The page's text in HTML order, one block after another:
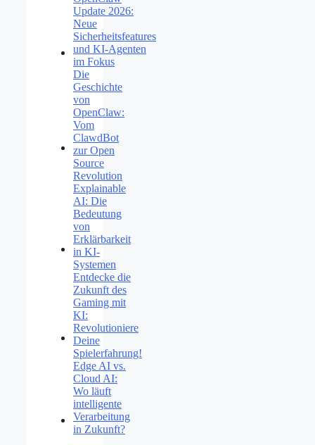
Update 2026:
Neue
Sicherheitsfeatures
und KI-Agenten
im Fokus
Die
Geschichte
von
OpenClaw:
Vom
ClawdBot
zur Open
Source
Revolution
Explainable
AI: Die
Bedeutung
von
Erklärbarkeit
in KI-
Systemen
Entdecke die
Zukunft des
Gaming mit
KI:
Revolutioniere
Deine
Spielerfahrung!
Edge AI vs.
Cloud AI:
Wo läuft
intelligente
Verarbeitung
in Zukunft?